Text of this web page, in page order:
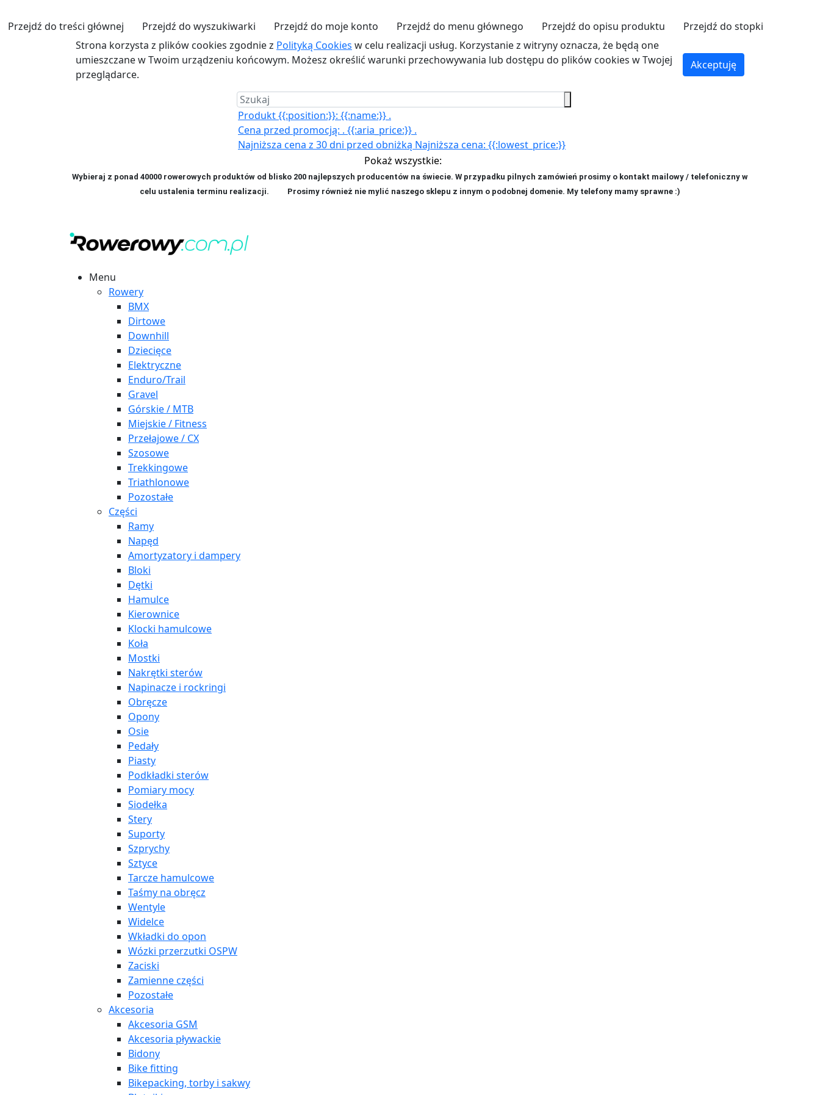
Przejdź do treści głównej Przejdź do wyszukiwarki Przejdź do moje konto Przejdź do menu głównego Przejdź do opisu produktu
Przejdź do stopki
Strona korzysta z plików cookies zgodnie z Polityką Cookies w celu realizacji usług. Korzystanie z witryny oznacza, że będą one
umieszczane w Twoim urządzeniu końcowym. Możesz określić warunki przechowywania lub dostępu do plików cookies w Twojej
przeglądarce.
Akceptuję
Produkt {{:position:}}: {{:name:}} .
Cena przed promocją: . {{:aria_price:}} .
Najniższa cena z 30 dni przed obniżką Najniższa cena: {{:lowest_price:}}
Pokaż wszystkie:
Wybieraj z ponad 40000 rowerowych produktów od blisko 200 najlepszych producentów na świecie. W przypadku pilnych zamówień prosimy o kontakt mailowy / telefoniczny w
celu ustalenia terminu realizacji. Prosimy również nie mylić naszego sklepu z innym o podobnej domenie. My telefony mamy sprawne :)
Menu
Rowery
BMX
Dirtowe
Downhill
Dziecięce
Elektryczne
Enduro/Trail
Gravel
Górskie / MTB
Miejskie / Fitness
Przełajowe / CX
Szosowe
Trekkingowe
Triathlonowe
Pozostałe
Części
Ramy
Napęd
Amortyzatory i dampery
Bloki
Dętki
Hamulce
Kierownice
Klocki hamulcowe
Koła
Mostki
Nakrętki sterów
Napinacze i rockringi
Obręcze
Opony
Osie
Pedały
Piasty
Podkładki sterów
Pomiary mocy
Siodełka
Stery
Suporty
Szprychy
Sztyce
Tarcze hamulcowe
Taśmy na obręcz
Wentyle
Widelce
Wkładki do opon
Wózki przerzutki OSPW
Zaciski
Zamienne części
Pozostałe
Akcesoria
Akcesoria GSM
Akcesoria pływackie
Bidony
Bike fitting
Bikepacking, torby i sakwy